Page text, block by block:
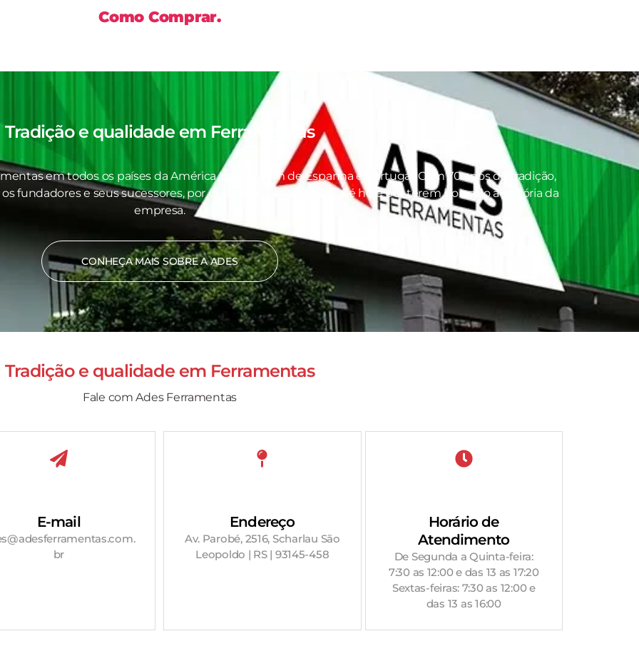
Como Comprar.
Tradição e qualidade em Ferramentas
em todos os países da América Latina, além de Espanha e Portugal. Com 70 anos de tradição,
fundadores e seus sucessores, por quem nos orgulhamos até hoje por terem honrado a história da
empresa.
CONHEÇA MAIS SOBRE A ADES
Tradição e qualidade em Ferramentas
Fale com Ades Ferramentas
E-mail
br
Endereço
Av. Parobé, 2516, Scharlau São
Leopoldo | RS | 93145-458
Horário de
Atendimento
De Segunda a Quinta-feira:
7:30 as 12:00 e das 13 as 17:20
Sextas-feiras: 7:30 as 12:00 e
das 13 as 16:00